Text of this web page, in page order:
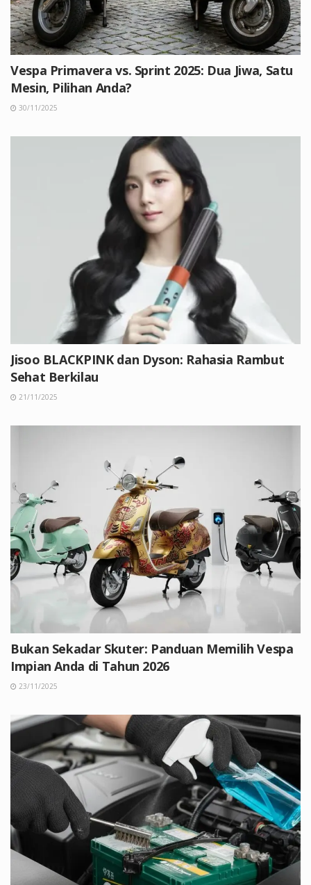
Vespa Primavera vs. Sprint 2025: Dua Jiwa, Satu
Mesin, Pilihan Anda?
30/11/2025
Jisoo BLACKPINK dan Dyson: Rahasia Rambut
Sehat Berkilau
21/11/2025
Bukan Sekadar Skuter: Panduan Memilih Vespa
Impian Anda di Tahun 2026
23/11/2025